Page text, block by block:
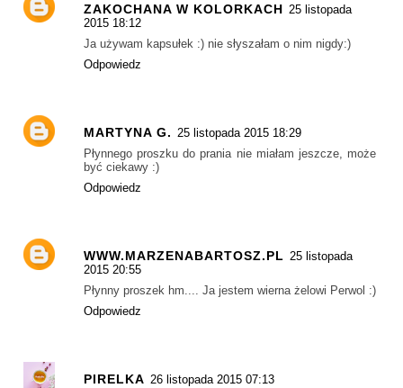
ZAKOCHANA W KOLORKACH 25 listopada
2015 18:12
Ja używam kapsułek :) nie słyszałam o nim nigdy:)
Odpowiedz
MARTYNA G. 25 listopada 2015 18:29
Płynnego proszku do prania nie miałam jeszcze, może
być ciekawy :)
Odpowiedz
WWW.MARZENABARTOSZ.PL 25 listopada
2015 20:55
Płynny proszek hm.... Ja jestem wierna żelowi Perwol :)
Odpowiedz
PIRELKA 26 listopada 2015 07:13